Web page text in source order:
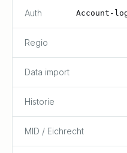
Auth Account-
Regio
Data import
Historie
MID / Eichrecht